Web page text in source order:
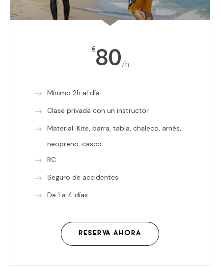
€80/h
Mínimo 2h al día
Clase privada con un instructor
Material: Kite, barra, tabla, chaleco, arnés,
neopreno, casco.
RC
Seguro de accidentes
De 1 a 4 días
RESERVA AHORA